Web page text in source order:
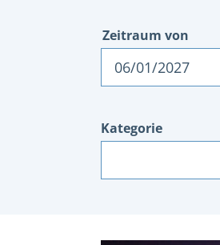
Zeitraum von
Kategorie